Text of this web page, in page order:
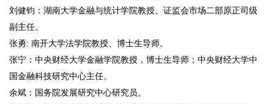
刘健钧：湖南大学金融与统计学院教授、证监会市场二部原正司级
副主任。
张勇: 南开大学法学院教授、博士生导师。
张宁：中央财经大学金融学院教授，博士生导师；中央财经大学中
国金融科技研究中心主任。
余斌：国务院发展研究中心研究员。